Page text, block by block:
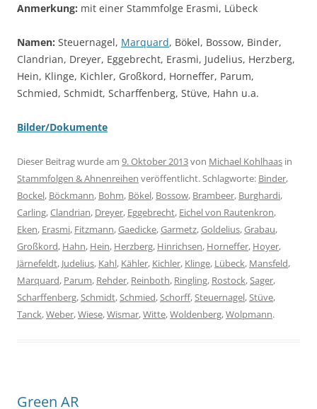
Anmerkung: mit einer Stammfolge Erasmi, Lübeck
Namen: Steuernagel, Marquard, Bökel, Bossow, Binder,
Clandrian, Dreyer, Eggebrecht, Erasmi, Judelius, Herzberg,
Hein, Klinge, Kichler, Großkord, Horneffer, Parum,
Schmied, Schmidt, Scharffenberg, Stüve, Hahn u.a.
Bilder/Dokumente
Dieser Beitrag wurde am 9. Oktober 2013von Michael Kohlhaas in
Stammfolgen & Ahnenreihen veröffentlicht. Schlagworte: Binder,
Bockel, Böckmann, Bohm, Bökel, Bossow, Brambeer, Burghardi,
Carling,Clandrian, Dreyer, Eggebrecht, Eichel von Rautenkron,
Eken, Erasmi, Fitzmann,Gaedicke,Garmetz,Goldelius,Grabau,
Großkord, Hahn, Hein, Herzberg, Hinrichsen, Horneffer, Hoyer,
Järnefeldt, Judelius, Kahl, Kähler, Kichler, Klinge, Lübeck, Mansfeld,
Marquard, Parum, Rehder, Reinboth, Ringling, Rostock,Sager,
Scharffenberg,Schmidt,Schmied,Schorff,Steuernagel,Stüve,
Tanck,Weber,Wiese,Wismar,Witte,Woldenberg,Wolpmann.
Green AR